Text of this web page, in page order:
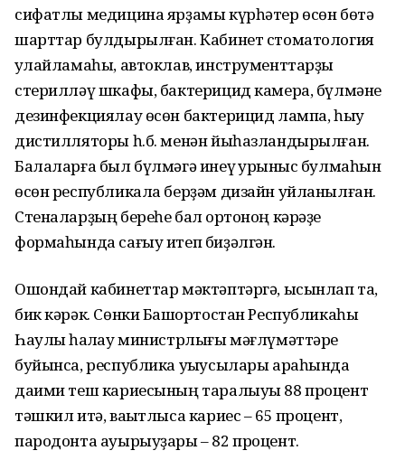
сифатлы медицина ярҙамы күрһәтер өсөн бөтә
шарттар булдырылған. Кабинет стоматология
ҡулайламаһы, автоклав, инструменттарҙы
стерилләү шкафы, бактерицид камера, бүлмәне
дезинфекциялау өсөн бактерицид лампа, һыу
дистилляторы һ.б. менән йыһазландырылған.
Балаларға был бүлмәгә инеү ҡурҡыныс булмаһын
өсөн республикала берҙәм дизайн уйланылған.
Стеналарҙың береһе бал ҡортоноң кәрәҙе
формаһында сағыу итеп биҙәлгән.
Ошондай кабинеттар мәктәптәргә, ысынлап та,
бик кәрәк. Сөнки Башҡортостан Республикаһы
Һаулыҡ һаҡлау министрлығы мәғлүмәттәре
буйынса, республика уҡыусылары араһында
даими теш кариесының таралыуы 88 процент
тәшкил итә, ваҡытлыса кариес – 65 процент,
пародонта ауырыуҙары – 82 процент.